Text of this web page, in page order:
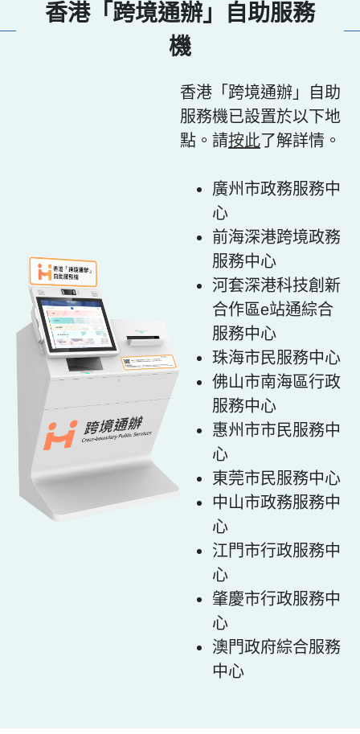
香港「跨境通辦」自助服務
機
香港「跨境通辦」自助
服務機已設置於以下地
點。請按此了解詳情。
廣州市政務服務中
心
前海深港跨境政務
服務中心
河套深港科技創新
合作區e站通綜合
服務中心
珠海市民服務中心
佛山市南海區行政
服務中心
惠州市市民服務中
心
東莞市民服務中心
中山市政務服務中
心
江門市行政服務中
心
肇慶市行政服務中
心
澳門政府綜合服務
中心